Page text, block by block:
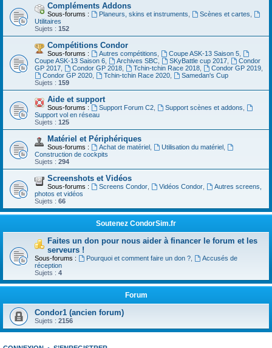
Compléments Addons
Sous-forums : Planeurs, skins et instruments Scènes et cartes
Utilitaires
Sujets : 152
Compétitions Condor
Sous-forums : Autres compétitions Coupe ASK-13 Saison 5,
Coupe ASK-13 Saison 6
Archives SBC, SKyBattle cup 2017,
Condor
GP 2017
Condor GP 2018, Tchin-tchin Race 2018, Condor GP 2019,
Condor GP 2020, Tchin-tchin Race 2020,
Samedan's Cup
Sujets : 159
Aide et support
Sous-forums : Support Forum C2, Support scènes et addons
Support vol en réseau
Sujets : 125
Matériel et Périphériques
Sous-forums : Achat de matériel, Utilisation du matériel,
Construction de cockpits
Sujets : 294
Screenshots et Vidéos
Sous-forums : Screens Condor, Vidéos Condor,
Autres screens,
photos et vidéos
Sujets : 66
Soutenez CondorSim.fr
Faites un don pour nous aider à financer le forum et les
serveurs !
Sous-forums : Pourquoi et comment faire un don ?,
Accusés de
réception
Sujets : 4
Forum
Condor1 (ancien forum)
Sujets : 2156